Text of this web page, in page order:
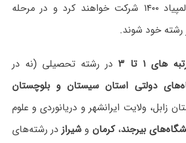
بلوچستان که در المپیاد ۱۴۰۰ شرکت خواهند کرد و در مرحله
های ۱ تا ۳
در رشته تحصیلی (نه در
دولتی استان سیستان و بلوچستان
زابل، ولایت ایرانشهر و دریانوردی و علوم
بیرجند،کرمان وشیرازدر رشته‌های